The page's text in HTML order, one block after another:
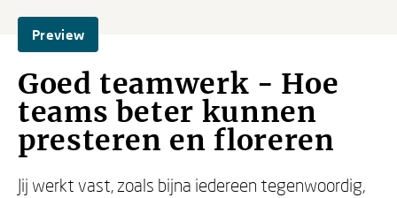
Preview
Goed teamwerk - Hoe
teams beter kunnen
presteren en floreren
Jij werkt vast, zoals bijna iedereen tegenwoordig,